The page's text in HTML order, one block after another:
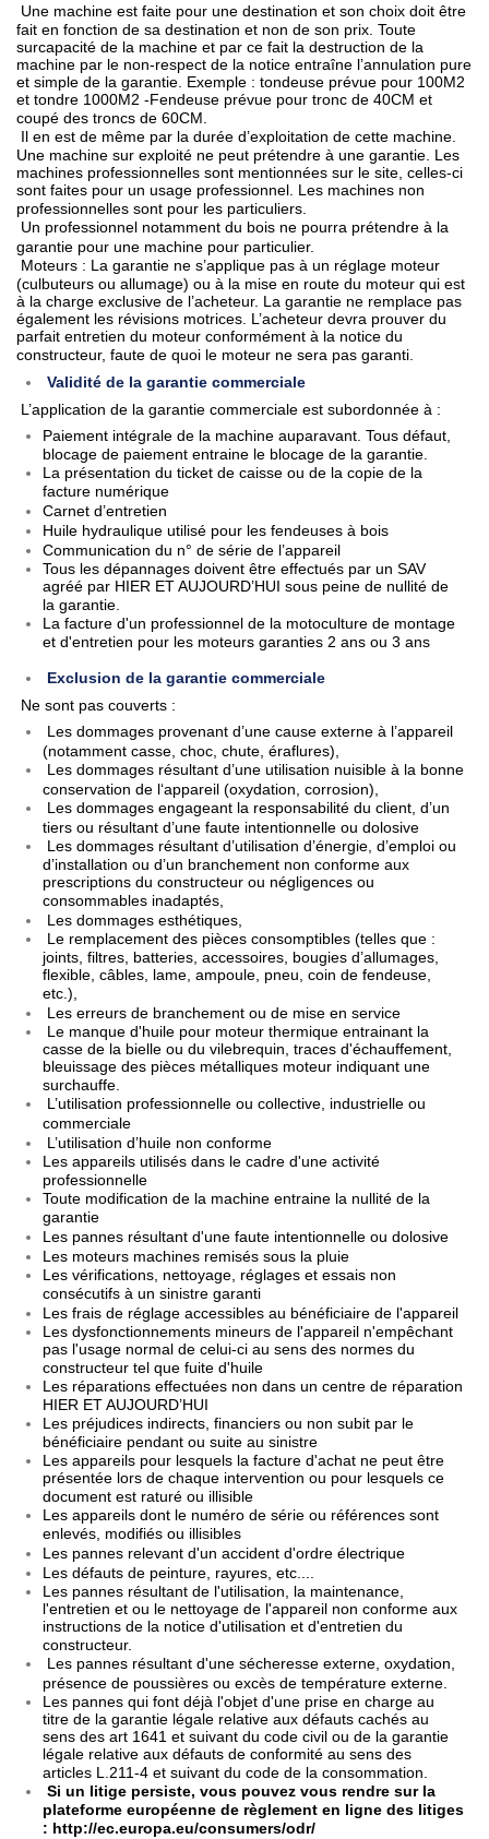
Une machine est faite pour une destination et son choix doit être
fait en fonction de sa destination et non de son prix. Toute
surcapacité de la machine et par ce fait la destruction de la
machine par le non-respect de la notice entraîne l’annulation pure
et simple de la garantie. Exemple : tondeuse prévue pour 100M2
et tondre 1000M2 -Fendeuse prévue pour tronc de 40CM et
coupé des troncs de 60CM.
Il en est de même par la durée d’exploitation de cette machine.
Une machine sur exploité ne peut prétendre à une garantie. Les
machines professionnelles sont mentionnées sur le site, celles-ci
sont faites pour un usage professionnel. Les machines non
professionnelles sont pour les particuliers.
Un professionnel notamment du bois ne pourra prétendre à la
garantie pour une machine pour particulier.
Moteurs : La garantie ne s’applique pas à un réglage moteur
(culbuteurs ou allumage) ou à la mise en route du moteur qui est
à la charge exclusive de l’acheteur. La garantie ne remplace pas
également les révisions motrices. L’acheteur devra prouver du
parfait entretien du moteur conformément à la notice du
constructeur, faute de quoi le moteur ne sera pas garanti.
Validité de la garantie commerciale
L’application de la garantie commerciale est subordonnée à :
Paiement intégrale de la machine auparavant. Tous défaut,
blocage de paiement entraine le blocage de la garantie.
La présentation du ticket de caisse ou de la copie de la
facture numérique
Carnet d’entretien
Huile hydraulique utilisé pour les fendeuses à bois
Communication du n° de série de l’appareil
Tous les dépannages doivent être effectués par un SAV
agréé par HIER ET AUJOURD’HUI sous peine de nullité de
la garantie.
La facture d'un professionnel de la motoculture de montage
et d'entretien pour les moteurs garanties 2 ans ou 3 ans
Exclusion de la garantie commerciale
Ne sont pas couverts :
Les dommages provenant d’une cause externe à l’appareil
(notamment casse, choc, chute, éraflures),
Les dommages résultant d’une utilisation nuisible à la bonne
conservation de l‘appareil (oxydation, corrosion),
Les dommages engageant la responsabilité du client, d’un
tiers ou résultant d’une faute intentionnelle ou dolosive
Les dommages résultant d’utilisation d’énergie, d’emploi ou
d’installation ou d’un branchement non conforme aux
prescriptions du constructeur ou négligences ou
consommables inadaptés,
Les dommages esthétiques,
Le remplacement des pièces consomptibles (telles que :
joints, filtres, batteries, accessoires, bougies d’allumages,
flexible, câbles, lame, ampoule, pneu, coin de fendeuse,
etc.),
Les erreurs de branchement ou de mise en service
Le manque d'huile pour moteur thermique entrainant la
casse de la bielle ou du vilebrequin, traces d'échauffement,
bleuissage des pièces métalliques moteur indiquant une
surchauffe.
L’utilisation professionnelle ou collective, industrielle ou
commerciale
L’utilisation d’huile non conforme
Les appareils utilisés dans le cadre d'une activité
professionnelle
Toute modification de la machine entraine la nullité de la
garantie
Les pannes résultant d'une faute intentionnelle ou dolosive
Les moteurs machines remisés sous la pluie
Les vérifications, nettoyage, réglages et essais non
consécutifs à un sinistre garanti
Les frais de réglage accessibles au bénéficiaire de l'appareil
Les dysfonctionnements mineurs de l'appareil n'empêchant
pas l'usage normal de celui-ci au sens des normes du
constructeur tel que fuite d'huile
Les réparations effectuées non dans un centre de réparation
HIER ET AUJOURD’HUI
Les préjudices indirects, financiers ou non subit par le
bénéficiaire pendant ou suite au sinistre
Les appareils pour lesquels la facture d'achat ne peut être
présentée lors de chaque intervention ou pour lesquels ce
document est raturé ou illisible
Les appareils dont le numéro de série ou références sont
enlevés, modifiés ou illisibles
Les pannes relevant d'un accident d'ordre électrique
Les défauts de peinture, rayures, etc....
Les pannes résultant de l'utilisation, la maintenance,
l'entretien et ou le nettoyage de l'appareil non conforme aux
instructions de la notice d'utilisation et d'entretien du
constructeur.
Les pannes résultant d'une sécheresse externe, oxydation,
présence de poussières ou excès de température externe.
Les pannes qui font déjà l'objet d'une prise en charge au
titre de la garantie légale relative aux défauts cachés au
sens des art 1641 et suivant du code civil ou de la garantie
légale relative aux défauts de conformité au sens des
articles L.211-4 et suivant du code de la consommation.
Si un litige persiste, vous pouvez vous rendre sur la
plateforme européenne de règlement en ligne des litiges
: http://ec.europa.eu/consumers/odr/